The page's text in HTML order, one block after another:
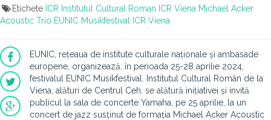
Etichete ICR Institutul Cultural Roman ICR Viena Michael Acker
Acoustic Trio EUNIC Musikfestival ICR Viena
EUNIC, rețeaua de institute culturale naționale și ambasade
europene, organizează, în perioada 25-28 aprilie 2024,
festivalul EUNIC Musikfestival. Institutul Cultural Român de la
Viena, alături de Centrul Ceh, se alătură inițiativei și invită
publicul la sala de concerte Yamaha, pe 25 aprilie, la un
concert de jazz susținut de formația Michael Acker Acoustic